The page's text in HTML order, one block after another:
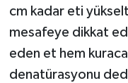
cm kadar eti
mesafeye dikkat
eden et hem
denatürasyonu